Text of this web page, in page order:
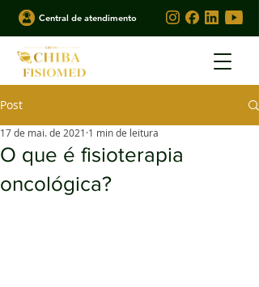
Central de atendimento
Post
O que é fisioterapia
oncológica?
17 de mai. de 2021 1 min de leitura